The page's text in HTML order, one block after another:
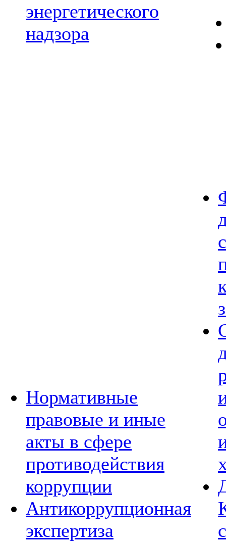
энергетического
надзора
Нормативные
правовые и иные
акты в сфере
противодействия
коррупции
Антикоррупционная
экспертиза